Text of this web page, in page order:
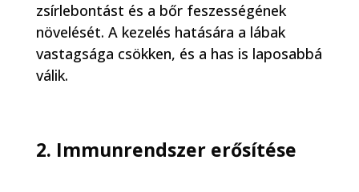
zsírlebontást és a bőr feszességének
növelését. A kezelés hatására a lábak
vastagsága csökken, és a has is laposabbá
válik.
2. Immunrendszer erősítése